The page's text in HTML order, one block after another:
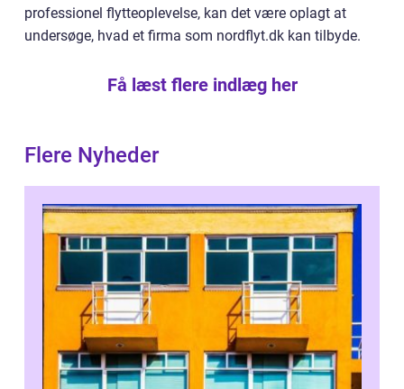
professionel flytteoplevelse, kan det være oplagt at
undersøge, hvad et firma som nordflyt.dk kan tilbyde.
Få læst flere indlæg her
Flere Nyheder